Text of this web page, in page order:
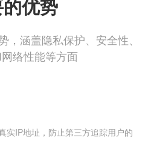
优势
涵盖隐私保护、安全性、
络性能等方面
实IP地址，防止第三方追踪用户的